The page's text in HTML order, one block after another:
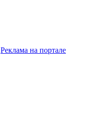
Реклама на портале